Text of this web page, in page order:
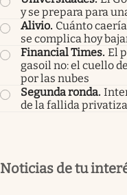
y se prepara para
Alivio. Cuánto
se complica hoy
Financial Times. El
gasoil no: el cuello
por las nubes
Segunda ronda.
de la fallida
Noticias de tu